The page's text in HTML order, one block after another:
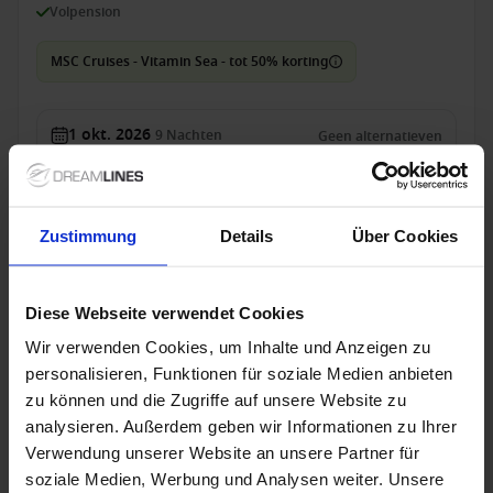
Zustimmung Details Über Cookies
Diese Webseite verwendet Cookies
Wir verwenden Cookies, um Inhalte und Anzeigen zu
personalisieren, Funktionen für soziale Medien anbieten
zu können und die Zugriffe auf unsere Website zu
analysieren. Außerdem geben wir Informationen zu Ihrer
Verwendung unserer Website an unsere Partner für
soziale Medien, Werbung und Analysen weiter. Unsere
Volpension
MSC Cruises - Vitamin Sea - tot 50% korting
1 okt. 2026 9 Nachten Geen alternatieven
Alleen Cruise
Westelijke Middellandse Zee vanaf Marseille,
Frankrijk met de MSC World Asia
Van / Naar Marseille
MSC World Asia
Volpension